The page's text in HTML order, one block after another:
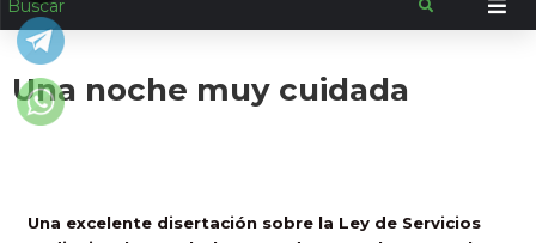
Una noche muy cuidada
Una excelente disertación sobre la Ley de Servicios